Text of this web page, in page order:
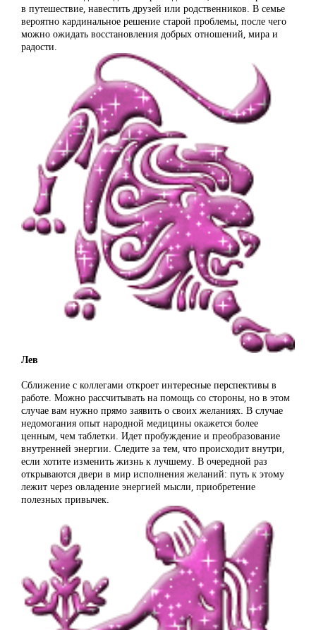
в путешествие, навестить друзей или родственников. В семье
вероятно кардинальное решение старой проблемы, после чего
можно ожидать восстановления добрых отношений, мира и
радости.
Лев
Сближение с коллегами откроет интересные перспективы в
работе. Можно рассчитывать на помощь со стороны, но в этом
случае вам нужно прямо заявить о своих желаниях. В случае
недомогания опыт народной медицины окажется более
ценным, чем таблетки. Идет пробуждение и преобразование
внутренней энергии. Следите за тем, что происходит внутри,
если хотите изменить жизнь к лучшему. В очередной раз
открываются двери в мир исполнения желаний: путь к этому
лежит через овладение энергией мысли, приобретение
полезных привычек.